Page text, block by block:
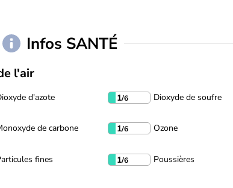
Infos SANTÉ
l'air
d'azote 1/6 Dioxyde de soufre
de carbone 1/6 Ozone
fines 1/6 Poussières